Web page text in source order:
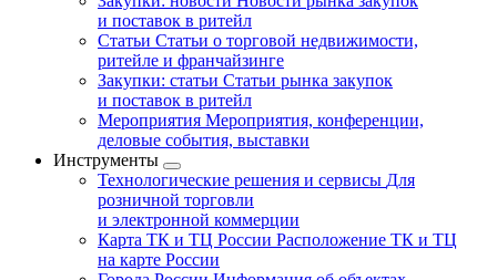
и поставок в ритейл
Статьи Статьи о торговой недвижимости,
ритейле и франчайзинге
Закупки: статьи Статьи рынка закупок
и поставок в ритейл
Мероприятия Мероприятия, конференции,
деловые события, выставки
Инструменты
Технологические решения и сервисы Для
розничной торговли
и электронной коммерции
Карта ТК и ТЦ России Расположение ТК и ТЦ
на карте России